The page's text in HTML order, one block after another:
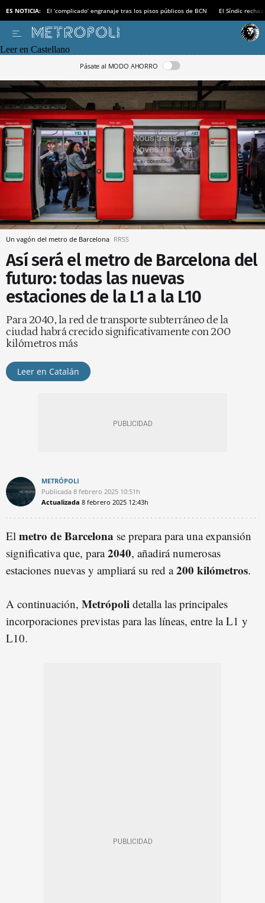
ES NOTICIA: El ‘complicado’ engranaje tras los pisos públicos de BCN El Síndic
Leer en Castellano
Pásate al MODO AHORRO
Un vagón del metro de Barcelona RRSS
Así será el metro de Barcelona del
futuro: todas las nuevas
estaciones de la L1 a la L10
Para 2040, la red de transporte subterráneo de la
ciudad habrá crecido significativamente con 200
kilómetros más
Leer en Catalán
METRÓPOLI
Publicada 8 febrero 2025 10:51h
Actualizada 8 febrero 2025 12:43h
El metro de Barcelona se prepara para una expansión
significativa que, para2040, añadirá numerosas
estaciones nuevas y ampliará su red a200 kilómetros.
A continuación, Metrópoli detalla las principales
incorporaciones previstas para las líneas, entre la L1 y
L10.